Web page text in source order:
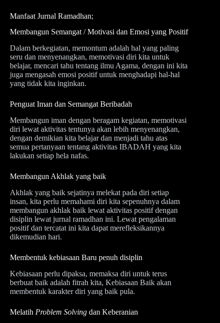
Manfaat Jurnal Ramadhan;
Membangun Semangat / Motivasi dan Emosi yang Positif
Dalam berkegiatan, memontum adalah hal yang paling
seru dan menyenangkan, memotivasi diri kita untuk
belajar, mencari tahu tentang ilmu Agama, dengan ini kita
juga mengasah emosi positif untuk menghadapi hal-hal
yang tidak kita inginkan.
Penguat Iman dan Semangat Beribadah
Membangun iman dengan beragam kegiatan, memotivasi
diri lewat aktivitas tentunya akan lebih menyenangkan,
dengan demikian kita belajar dan menjadi tahu atas
semua pertanyaan tentang aktivitas IBADAH yang kita
lakukan setiap hela nafas.
Membangun Akhlak yang baik
Akhlak yang baik sejatinya melekat pada diri setiap
insan, kita perlu memahami diri kita sepenuhnya dalam
membangun akhlak baik lewat aktivitas positif dengan
disiplin lewat jurnal ramadhan ini. Lewat pengalaman
positif dan tercatat ini kita dapat merefleksikannya
dikemudian hari.
Membentuk kebiasaan Baru penuh disiplin
Kebiasaan perlu dipaksa, memaksa diri untuk terus
berbuat baik adalah fitrah kita, Kebiasaan Baik akan
membentuk karakter diri yang baik pula.
Melatih Problem Solving dan Keberanian